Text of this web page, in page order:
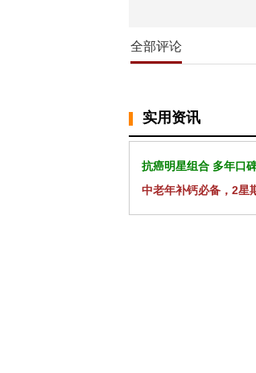
全部评论
实用资讯
抗癌明星组合 多年口
中老年补钙必备，2星